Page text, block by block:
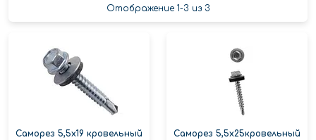
Отображение 1-3 из 3
Саморез 5,5х19 кровельный
Саморез 5,5х25кровельный